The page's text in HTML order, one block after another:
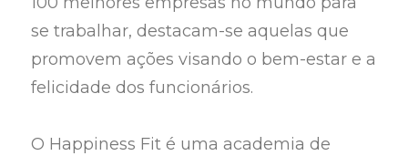
se trabalhar, destacam-se aquelas que
promovem ações visando o bem-estar e a
felicidade dos funcionários.
O Happiness Fit é uma academia de